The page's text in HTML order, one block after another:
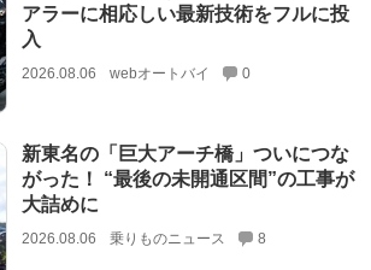
アラーに相応しい最新技術をフルに投
入
2026.08.06 webオートバイ 0
新東名の「巨大アーチ橋」ついにつな
がった！ “最後の未開通区間”の工事が
大詰めに
2026.08.06 乗りものニュース 8